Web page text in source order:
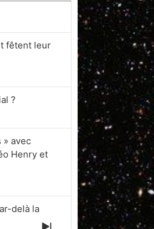
fêtent leur
?
» avec
Henry et
delà la